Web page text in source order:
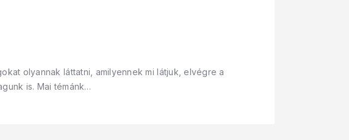
olyannak láttatni, amilyennek mi látjuk, elvégre a
is. Mai témánk…